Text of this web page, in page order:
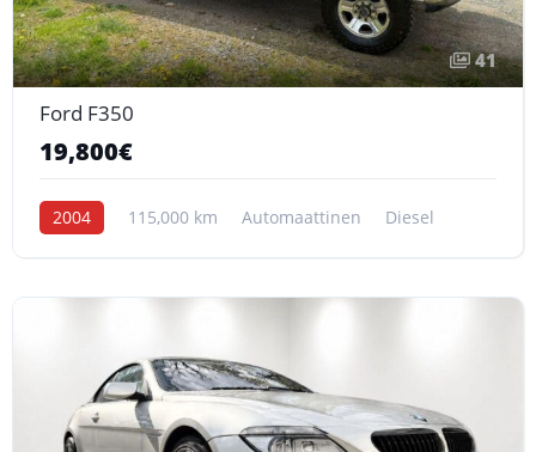
41
Ford F350
19,800€
2004 115,000 km Automaattinen Diesel